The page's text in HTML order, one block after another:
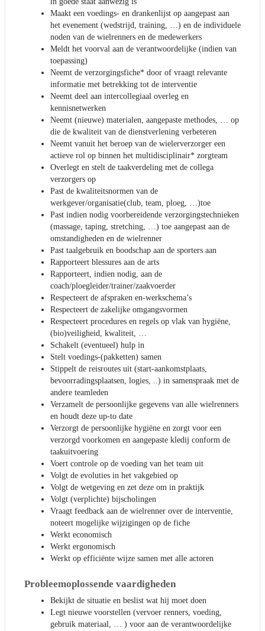
Maakt een voedings- en drankenlijst op aangepast aan
het evenement (wedstrijd, training, …) en de individuele
noden van de wielrenners en de medewerkers
Meldt het voorval aan de verantwoordelijke (indien van
toepassing)
Neemt de verzorgingsfiche* door of vraagt relevante
informatie met betrekking tot de interventie
Neemt deel aan intercollegiaal overleg en
kennisnetwerken
Neemt (nieuwe) materialen, aangepaste methodes, … op
die de kwaliteit van de dienstverlening verbeteren
Neemt vanuit het beroep van de wielerverzorger een
actieve rol op binnen het multidisciplinair* zorgteam
Overlegt en stelt de taakverdeling met de collega
verzorgers op
Past de kwaliteitsnormen van de
werkgever/organisatie(club, team, ploeg, …)toe
Past indien nodig voorbereidende verzorgingstechnieken
(massage, taping, stretching, …) toe aangepast aan de
omstandigheden en de wielrenner
Past taalgebruik en boodschap aan de sporters aan
Rapporteert blessures aan de arts
Rapporteert, indien nodig, aan de
coach/ploegleider/trainer/zaakvoerder
Respecteert de afspraken en-werkschema’s
Respecteert de zakelijke omgangsvormen
Respecteert procedures en regels op vlak van hygiëne,
(bio)veiligheid, kwaliteit, …
Schakelt (eventueel) hulp in
Stelt voedings-(pakketten) samen
Stippelt de reisroutes uit (start-aankomstplaats,
bevoorradingsplaatsen, logies, ..) in samenspraak met de
andere teamleden
Verzamelt de persoonlijke gegevens van alle wielrenners
en houdt deze up-to date
Verzorgt de persoonlijke hygiëne en zorgt voor een
verzorgd voorkomen en aangepaste kledij conform de
taakuitvoering
Voert controle op de voeding van het team uit
Volgt de evoluties in het vakgebied op
Volgt de wetgeving en zet deze om in praktijk
Volgt (verplichte) bijscholingen
Vraagt feedback aan de wielrenner over de interventie,
noteert mogelijke wijzigingen op de fiche
Werkt economisch
Werkt ergonomisch
Werkt op efficiënte wijze samen met alle actoren
Probleemoplossende vaardigheden
Bekijkt de situatie en beslist wat hij moet doen
Legt nieuwe voorstellen (vervoer renners, voeding,
gebruik materiaal, … ) voor aan de verantwoordelijke